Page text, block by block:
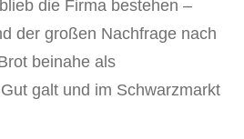
die Firma bestehen –
der großen Nachfrage nach
beinahe als
galt und im Schwarzmarkt